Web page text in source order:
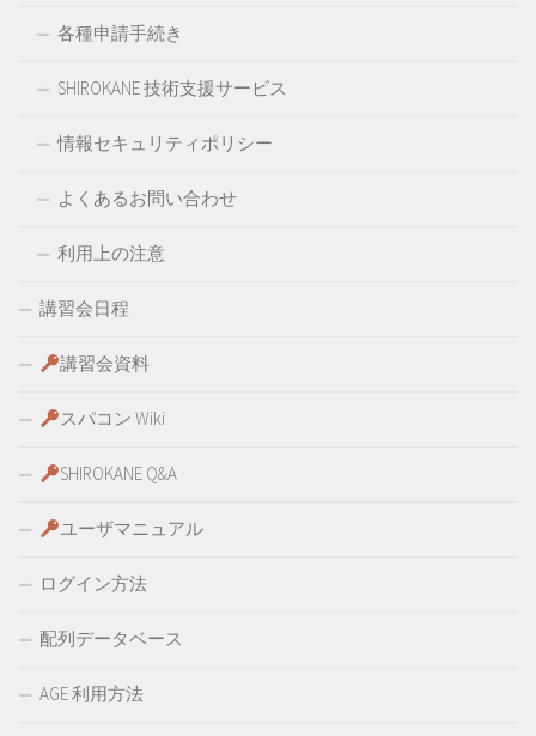
各種申請手続き
SHIROKANE 技術支援サービス
情報セキュリティポリシー
よくあるお問い合わせ
利用上の注意
講習会日程
講習会資料
スパコン Wiki
SHIROKANE Q&A
ユーザマニュアル
ログイン方法
配列データベース
AGE 利用方法